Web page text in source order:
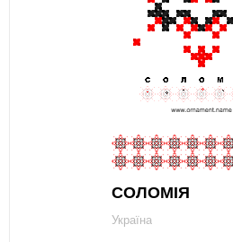
СОЛОМІЯ
Україна